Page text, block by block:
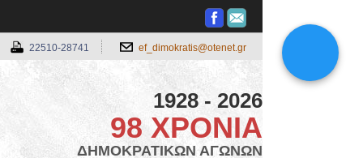
22510-28741 ef_dimokratis@otenet.gr
1928 - 2026
98 ΧΡΟΝΙΑ
ΔΗΜΟΚΡΑΤΙΚΩΝ ΑΓΩΝΩΝ